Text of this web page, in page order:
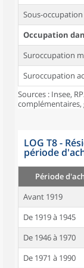
Sous-
Occupation
Suroccupation
Suroccupation
Sources : Insee,
complémentaires,
LOG T8 -
période
Période
Avant 1919
De 1919 à 1945
De 1946 à 1970
De 1971 à 1990